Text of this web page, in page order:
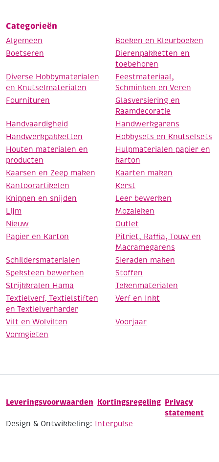
Categorieën
Algemeen
Boeken en Kleurboeken
Boetseren
Dierenpakketten en
toebehoren
Diverse Hobbymaterialen
en Knutselmaterialen
Feestmateriaal,
Schminken en Veren
Fournituren
Glasversiering en
Raamdecoratie
Handvaardigheid
Handwerkgarens
Handwerkpakketten
Hobbysets en Knutselsets
Houten materialen en
producten
Hulpmaterialen papier en
karton
Kaarsen en Zeep maken
Kaarten maken
Kantoorartikelen
Kerst
Knippen en snijden
Leer bewerken
Lijm
Mozaieken
Nieuw
Outlet
Papier en Karton
Pitriet, Raffia, Touw en
Macramegarens
Schildersmaterialen
Sieraden maken
Speksteen bewerken
Stoffen
Strijkkralen Hama
Tekenmaterialen
Textielverf, Textielstiften
en Textielverharder
Verf en Inkt
Vilt en Wolvilten
Voorjaar
Vormgieten
Leveringsvoorwaarden Kortingsregeling Privacy
statement
Design & Ontwikkeling: Interpulse